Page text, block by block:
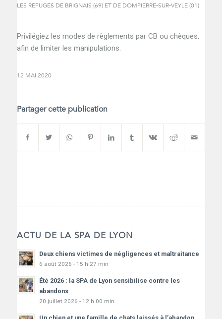
LES REFUGES DE BRIGNAIS (69) ET DE DOMPIERRE-SUR-VEYLE (01)
Privilégiez les modes de règlements par CB ou chèques,
afin de limiter les manipulations.
12 MAI 2020
Partager cette publication
ACTU DE LA SPA DE LYON
Deux chiens victimes de négligences et maltraitance
6 août 2026 - 15 h 27 min
Été 2026 : la SPA de Lyon sensibilise contre les
abandons
20 juillet 2026 - 12 h 00 min
Un chien et une famille de chats laissés à l’abandon